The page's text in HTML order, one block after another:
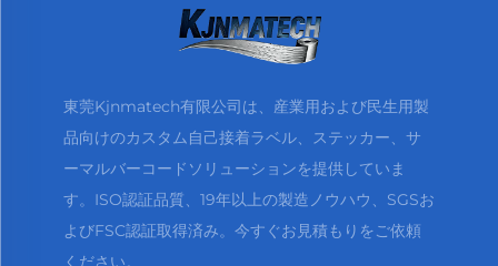
東莞Kjnmatech有限公司は、産業用および民生用製
品向けのカスタム自己接着ラベル、ステッカー、サ
ーマルバーコードソリューションを提供していま
す。ISO認証品質、19年以上の製造ノウハウ、SGSお
よびFSC認証取得済み。今すぐお見積もりをご依頼
ください。